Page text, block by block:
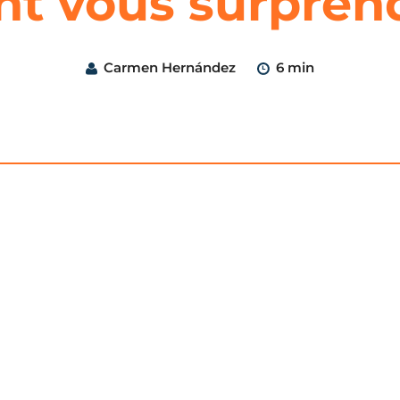
Carmen Hernández 6 min